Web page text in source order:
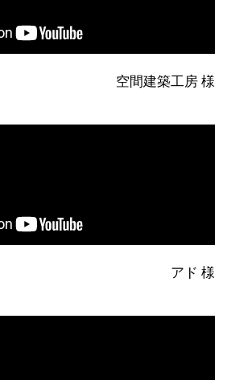
空間建築工房 様
アド 様